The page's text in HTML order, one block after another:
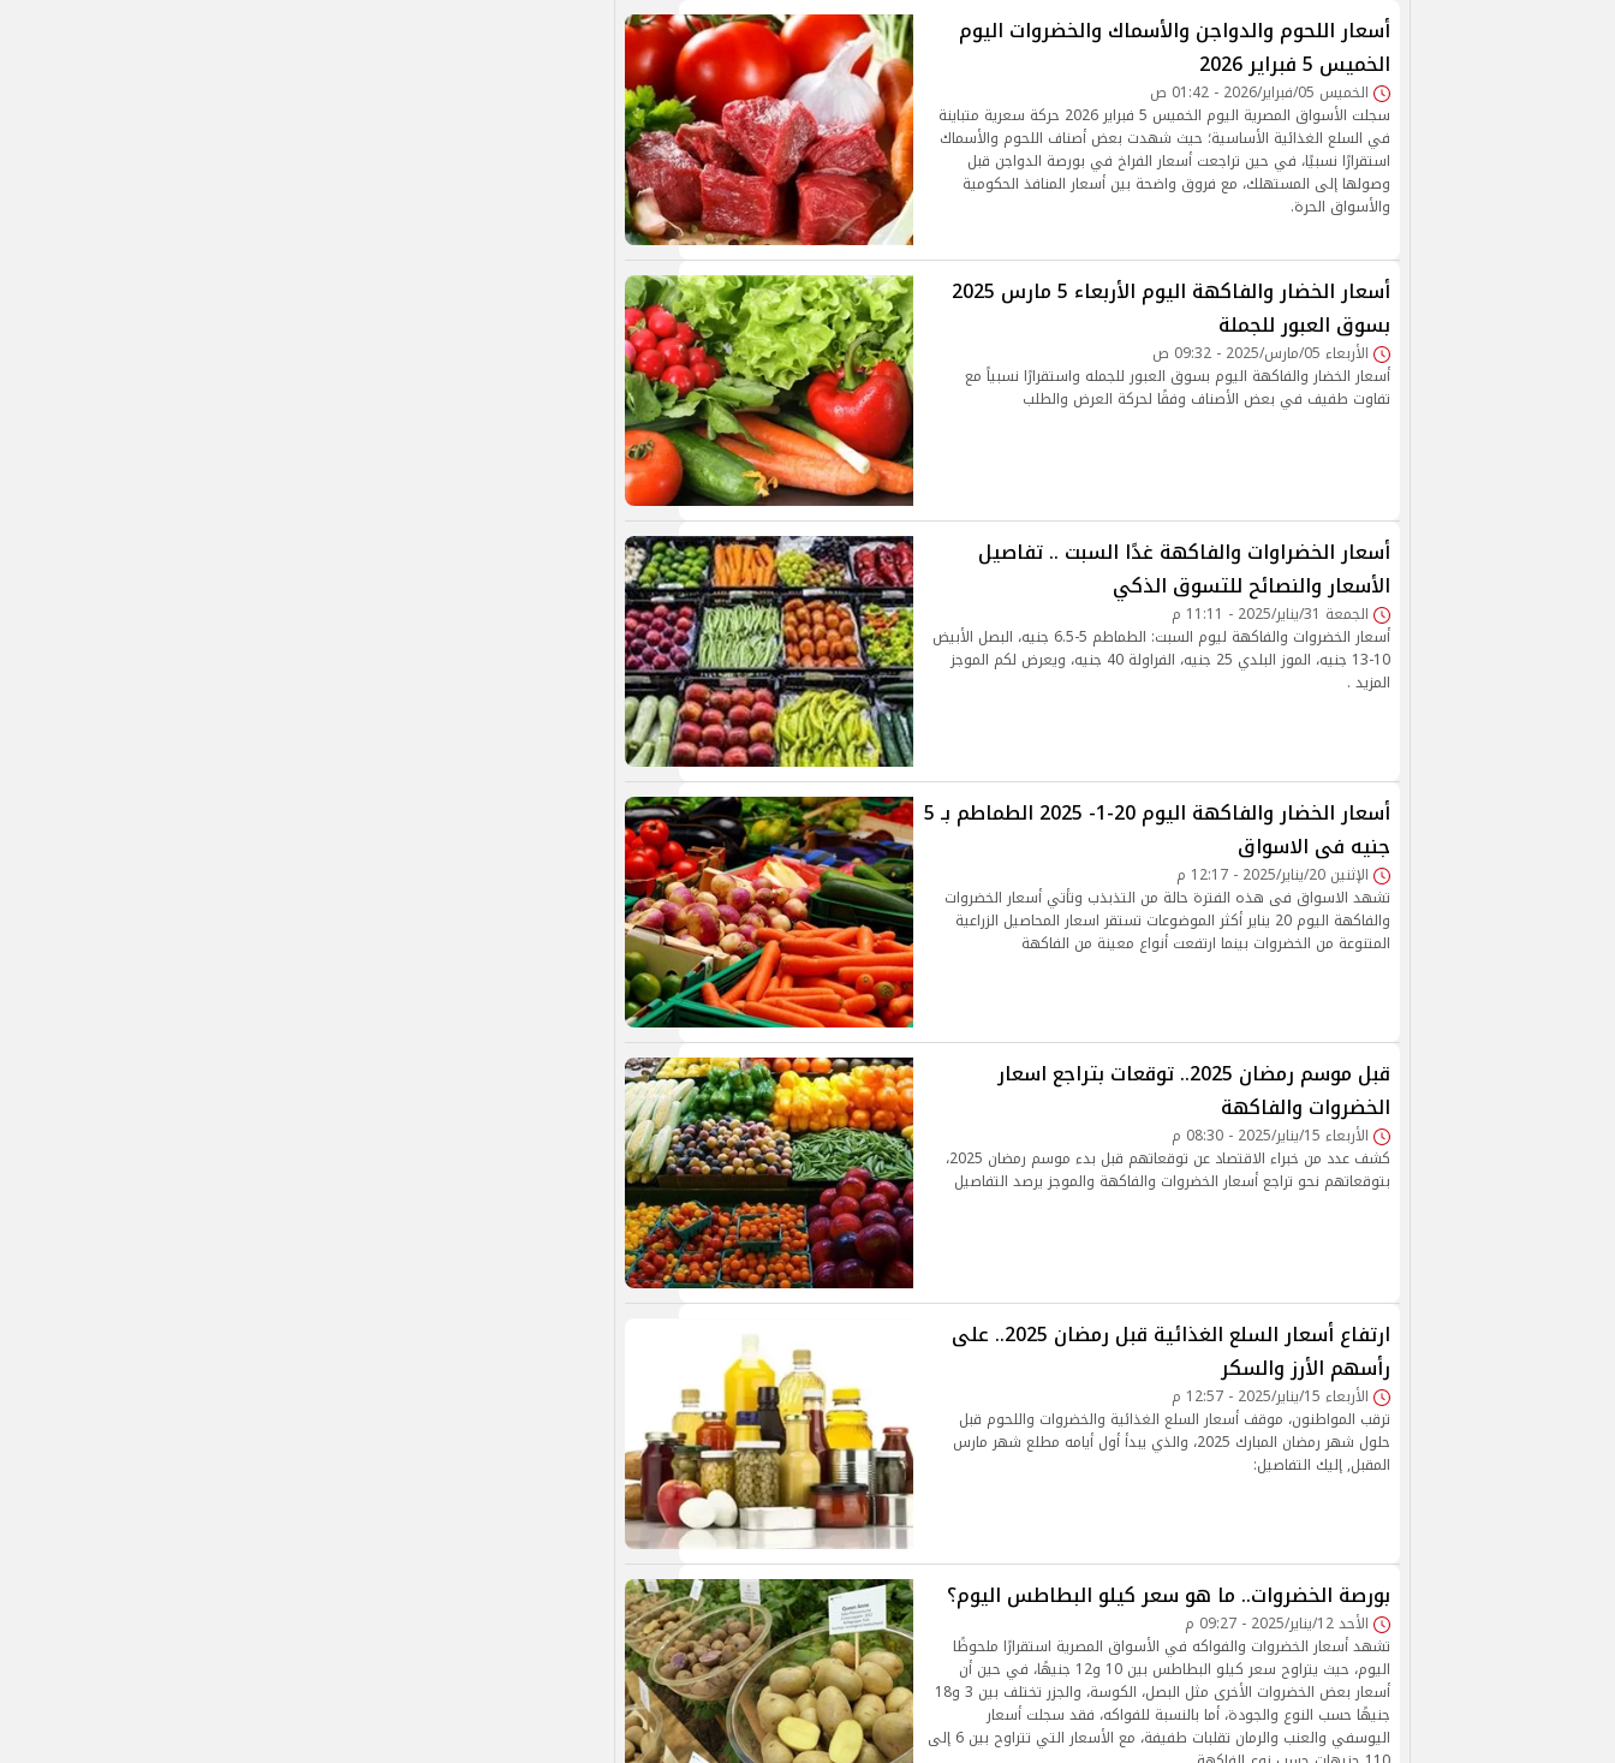
أسعار اللحوم والدواجن والأسماك والخضروات اليوم
الخميس 5 فبراير 2026
الخميس 05/فبراير/2026 - 01:42 ص
سجلت الأسواق المصرية اليوم الخميس 5 فبراير 2026 حركة سعرية متباينة
في السلع الغذائية الأساسية؛ حيث شهدت بعض أصناف اللحوم والأسماك
استقرارًا نسبيًا، في حين تراجعت أسعار الفراخ في بورصة الدواجن قبل
وصولها إلى المستهلك، مع فروق واضحة بين أسعار المنافذ الحكومية
والأسواق الحرة.
أسعار الخضار والفاكهة اليوم الأربعاء 5 مارس 2025
بسوق العبور للجملة
الأربعاء 05/مارس/2025 - 09:32 ص
أسعار الخضار والفاكهة اليوم بسوق العبور للجمله واستقرارًا نسبياً مع
تفاوت طفيف في بعض الأصناف وفقًا لحركة العرض والطلب
أسعار الخضراوات والفاكهة غدًا السبت .. تفاصيل
الأسعار والنصائح للتسوق الذكي
الجمعة 31/يناير/2025 - 11:11 م
أسعار الخضروات والفاكهة ليوم السبت: الطماطم 5-6.5 جنيه، البصل الأبيض
10-13 جنيه، الموز البلدي 25 جنيه، الفراولة 40 جنيه، ويعرض لكم الموجز
المزيد .
أسعار الخضار والفاكهة اليوم 20-1- 2025 الطماطم بـ 5
جنيه فى الاسواق
الإثنين 20/يناير/2025 - 12:17 م
تشهد الاسواق فى هذه الفترة حالة من التذبذب وتأتي أسعار الخضروات
والفاكهة اليوم 20 يناير أكثر الموضوعات تستقر اسعار المحاصيل الزراعية
المتنوعة من الخضروات بينما ارتفعت أنواع معينة من الفاكهة
قبل موسم رمضان 2025.. توقعات بتراجع اسعار
الخضروات والفاكهة
الأربعاء 15/يناير/2025 - 08:30 م
كشف عدد من خبراء الاقتصاد عن توقعاتهم قبل بدء موسم رمضان 2025،
بتوقعاتهم نحو تراجع أسعار الخضروات والفاكهة والموجز يرصد التفاصيل
ارتفاع أسعار السلع الغذائية قبل رمضان 2025.. على
رأسهم الأرز والسكر
الأربعاء 15/يناير/2025 - 12:57 م
ترقب المواطنون، موقف أسعار السلع الغذائية والخضروات واللحوم قبل
حلول شهر رمضان المبارك 2025، والذي يبدأ أول أيامه مطلع شهر مارس
المقبل, إليك التفاصيل:
بورصة الخضروات.. ما هو سعر كيلو البطاطس اليوم؟
الأحد 12/يناير/2025 - 09:27 م
تشهد أسعار الخضروات والفواكه في الأسواق المصرية استقرارًا ملحوظًا
اليوم، حيث يتراوح سعر كيلو البطاطس بين 10 و12 جنيهًا، في حين أن
أسعار بعض الخضروات الأخرى مثل البصل، الكوسة، والجزر تختلف بين 3 و18
جنيهًا حسب النوع والجودة، أما بالنسبة للفواكه، فقد سجلت أسعار
اليوسفي والعنب والرمان تقلبات طفيفة، مع الأسعار التي تتراوح بين 6 إلى